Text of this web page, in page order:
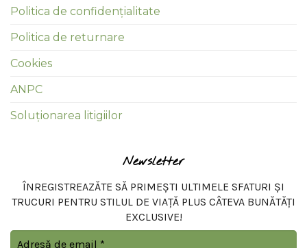
Politica de confidențialitate
Politica de returnare
Cookies
ANPC
Soluționarea litigiilor
Newsletter
ÎNREGISTREAZĂTE SĂ PRIMEȘTI ULTIMELE SFATURI ȘI
TRUCURI PENTRU STILUL DE VIAȚĂ PLUS CÂTEVA BUNĂTĂȚI
EXCLUSIVE!